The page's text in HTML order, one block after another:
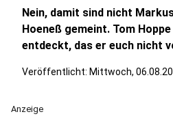
Nein, damit sind nicht
Hoeneß gemeint. Tom
entdeckt, das er euch nicht
Veröffentlicht: Mittwoch,
Anzeige